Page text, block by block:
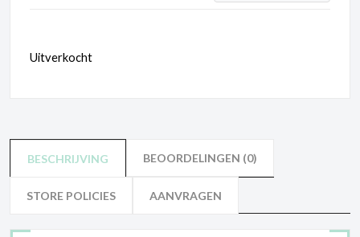
Uitverkocht
BESCHRIJVING BEOORDELINGEN (0)
STORE POLICIES AANVRAGEN